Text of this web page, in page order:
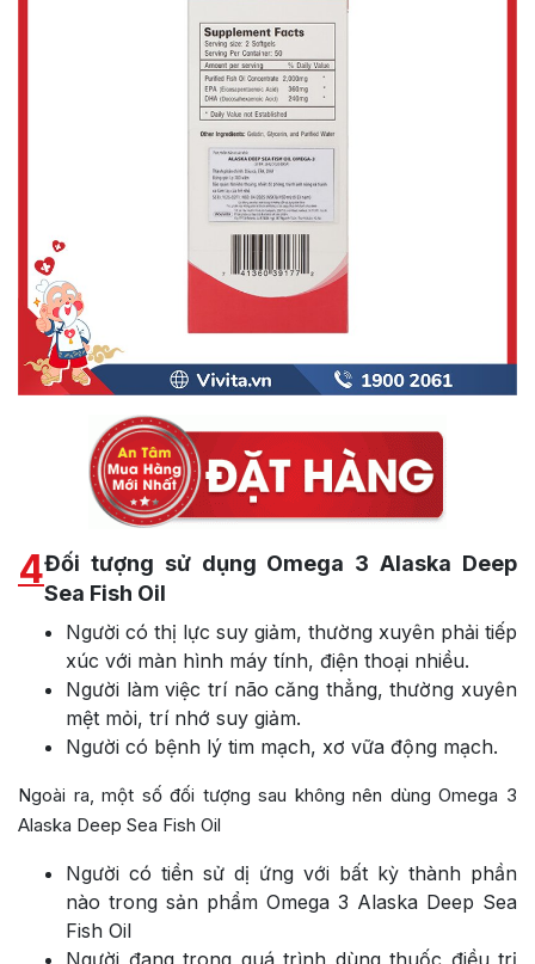
4Đối tượng sử dụng Omega 3 Alaska Deep
Sea Fish Oil
Người có thị lực suy giảm, thường xuyên phải tiếp
xúc với màn hình máy tính, điện thoại nhiều.
Người làm việc trí não căng thẳng, thường xuyên
mệt mỏi, trí nhớ suy giảm.
Người có bệnh lý tim mạch, xơ vữa động mạch.
Ngoài ra, một số đối tượng sau không nên dùng Omega 3
Alaska Deep Sea Fish Oil
Người có tiền sử dị ứng với bất kỳ thành phần
nào trong sản phẩm Omega 3 Alaska Deep Sea
Fish Oil